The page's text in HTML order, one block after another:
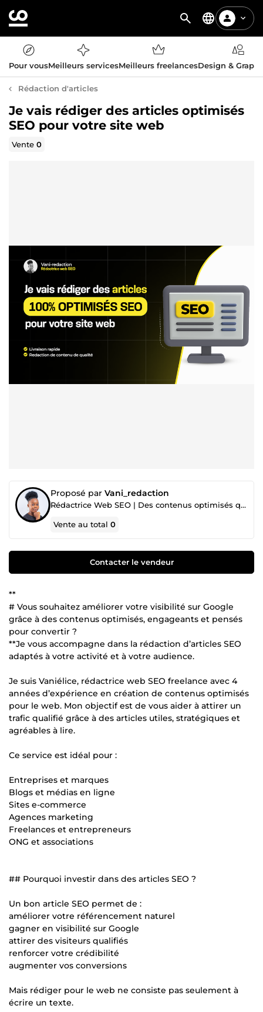
Pour vousMeilleurs servicesMeilleurs freelancesDesign &
Rédaction d'articles
Je vais rédiger des articles optimisés
SEO pour votre site web
Vente0
Proposé par Vani_redaction
Rédactrice Web SEO | Des contenus optimisés qui attirent du trafic qualifié
Vente au total0
Contacter le vendeur
**
# Vous souhaitez améliorer votre visibilité sur Google
grâce à des contenus optimisés, engageants et pensés
pour convertir ?
**Je vous accompagne dans la rédaction d’articles SEO
adaptés à votre activité et à votre audience.
Je suis Vaniélice, rédactrice web SEO freelance avec 4
années d’expérience en création de contenus optimisés
pour le web. Mon objectif est de vous aider à attirer un
trafic qualifié grâce à des articles utiles, stratégiques et
agréables à lire.
Ce service est idéal pour :
Entreprises et marques
Blogs et médias en ligne
Sites e-commerce
Agences marketing
Freelances et entrepreneurs
ONG et associations
## Pourquoi investir dans des articles SEO ?
Un bon article SEO permet de :
améliorer votre référencement naturel
gagner en visibilité sur Google
attirer des visiteurs qualifiés
renforcer votre crédibilité
augmenter vos conversions
Mais rédiger pour le web ne consiste pas seulement à
écrire un texte.